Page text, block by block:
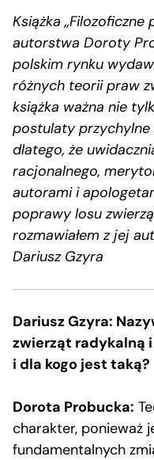
Książka
autorstwa Doroty
polskim rynku
różnych teorii praw
książka ważna nie
postulaty przychylne
dlatego, że
racjonalnego,
autorami i
poprawy losu
rozmawiałem z jej
Dariusz Gzyra
Dariusz Gzyra:
zwierząt radykalną
i dla kogo jest taką?
Dorota Probucka:
charakter, ponieważ
fundamentalnych